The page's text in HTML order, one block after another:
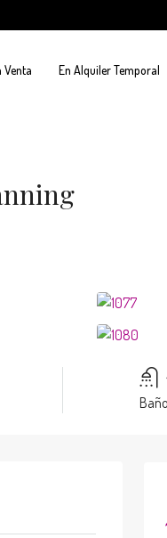
Venta En Alquiler Temporal
Baño